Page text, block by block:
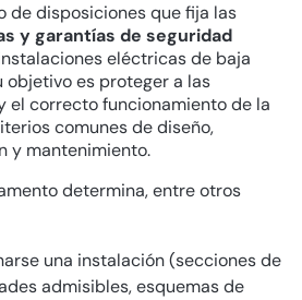
de disposiciones que fija las
y garantías de seguridad
eléctricas de baja
objetivo es proteger a las
el correcto funcionamiento de la
comunes de diseño,
y mantenimiento.
determina, entre otros
una instalación (secciones de
admisibles, esquemas de